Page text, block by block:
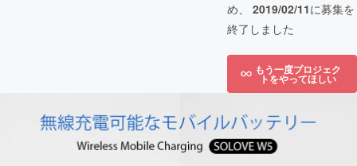
め、 2019/02/11に募集を
終了しました
もう一度プロジェク
トをやってほしい